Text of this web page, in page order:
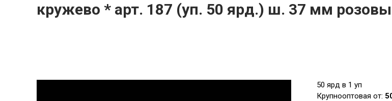
кружево * арт. 187 (уп. 50 ярд.) ш. 37 мм
50 ярд в 1 уп
Крупнооптовая от: